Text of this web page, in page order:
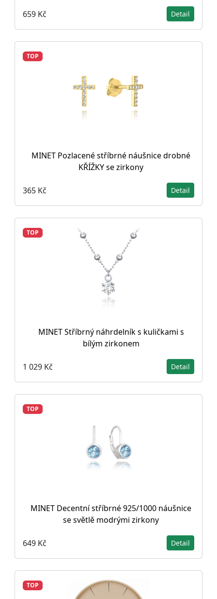
659 Kč Detail
TOP
MINET Pozlacené stříbrné náušnice drobné
KŘÍŽKY se zirkony
365 Kč Detail
TOP
MINET Stříbrný náhrdelník s kuličkami s
bílým zirkonem
1 029 Kč Detail
TOP
MINET Decentní stříbrné 925/1000 náušnice
se světlě modrými zirkony
649 Kč Detail
TOP